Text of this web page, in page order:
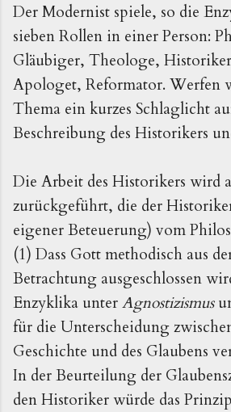
Der Modernist spiele, so die
sieben Rollen in einer Person:
Gläubiger, Theologe,
Apologet, Reformator. Werfen
Thema ein kurzes Schlaglicht
Beschreibung des Historikers
Die Arbeit des Historikers wird
zurückgeführt, die der
eigener Beteuerung) vom
(1) Dass Gott methodisch aus
Betrachtung ausgeschlossen
Enzyklika unterAgnostizismus
für die Unterscheidung
Geschichte und des Glaubens
In der Beurteilung der
den Historiker würde das